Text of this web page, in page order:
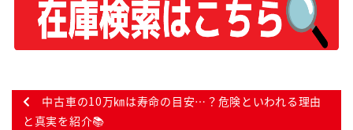
中古車の10万㎞は寿命の目安…？危険といわれる理由
と真実を紹介📚